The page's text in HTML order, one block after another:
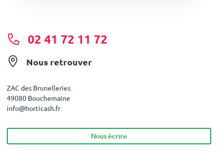
02 41 72 11 72
Nous retrouver
ZAC des Brunelleries
49080 Bouchemaine
info@horticash.fr
Nous écrire